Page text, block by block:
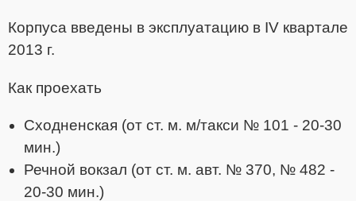
Корпуса введены в эксплуатацию в IV квартале
2013 г.
Как проехать
Сходненская (от ст. м. м/такси № 101 - 20-30
мин.)
Речной вокзал (от ст. м. авт. № 370, № 482 -
20-30 мин.)